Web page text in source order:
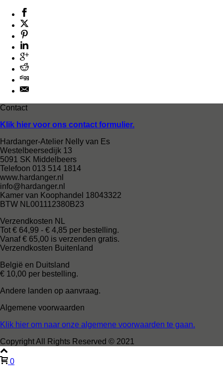
Contact
Klik hier voor ons contact formulier.
Hardanger-Atelier Nelly van Es
Westelbeersedijk 13
5091 SK Middelbeers
Telefoon 013 514 1814
www.hardanger.nl
info@hardanger.nl
Kamer van Koophandel 18043322
BTW NL001112380B23
Verzendkosten NL
Tot € 64,99 - € 4,85 per bestelling.
Vanaf € 65,00 is verzenden gratis.
Verzendkosten Buitenland
België en Duitsland
€ 10,00 per bestelling.
Andere landen op aanvraag.
Algemene voorwaarden
Klik hier om naar onze algemene voorwaarden te gaan.
Copyright All Rights Reserved © 2021
0